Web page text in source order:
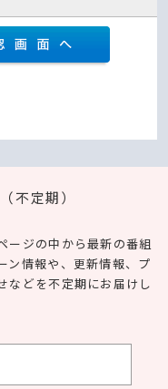
（不定期）
ージの中から最新の番組
ン情報や、更新情報、プ
などを不定期にお届けし